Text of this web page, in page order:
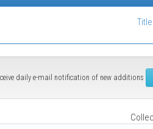
Title
daily e-mail notification of new additions